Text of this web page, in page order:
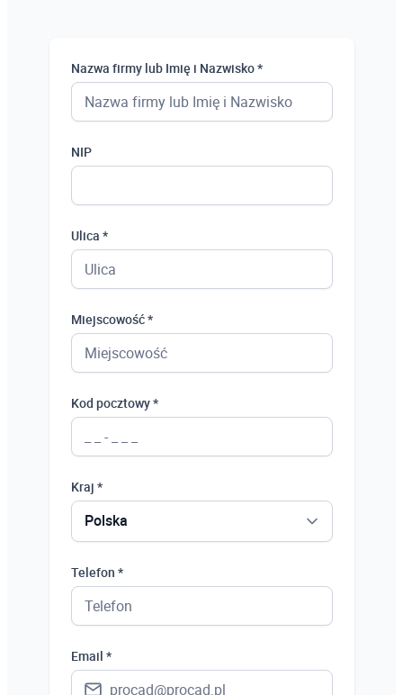
Nazwa firmy lub Imię i Nazwisko *
NIP
Ulica *
Miejscowość *
Kod pocztowy *
Kraj *
Polska
Telefon *
Email *
Polska
Ukraina
Niemcy